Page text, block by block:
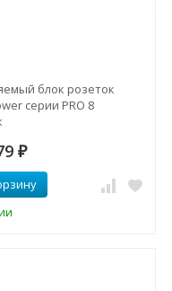
блок розеток
серии PRO 8
₽